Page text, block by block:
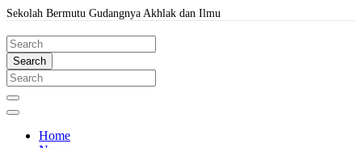
Sekolah Bermutu Gudangnya Akhlak dan Ilmu
Search
Home